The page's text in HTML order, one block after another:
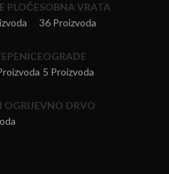
PLOČESOBNA VRATA
36 Proizvoda
OGRADE
5 Proizvoda
OGRIJEVNO DRVO